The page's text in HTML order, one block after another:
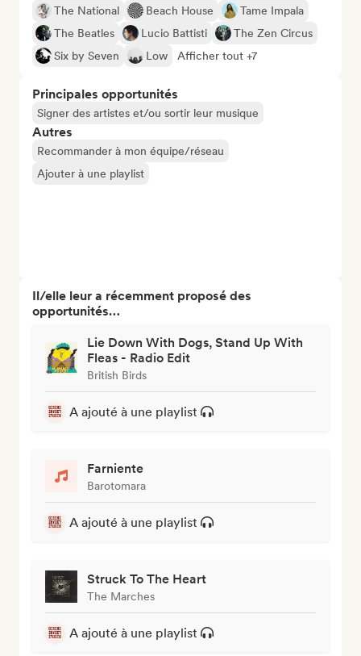
The National Beach House
Tame Impala
The Beatles
Lucio Battisti
The Zen Circus
Six by Seven
Low Afficher tout +7
Principales opportunités
Signer des artistes et/ou sortir leur musique
Autres
Recommander à mon équipe/réseau
Ajouter à une playlist
Il/elle leur a récemment proposé des
opportunités…
Lie Down With Dogs, Stand Up With
Fleas - Radio Edit
British Birds
A ajouté à une playlist
Farniente
Barotomara
A ajouté à une playlist
Struck To The Heart
The Marches
A ajouté à une playlist